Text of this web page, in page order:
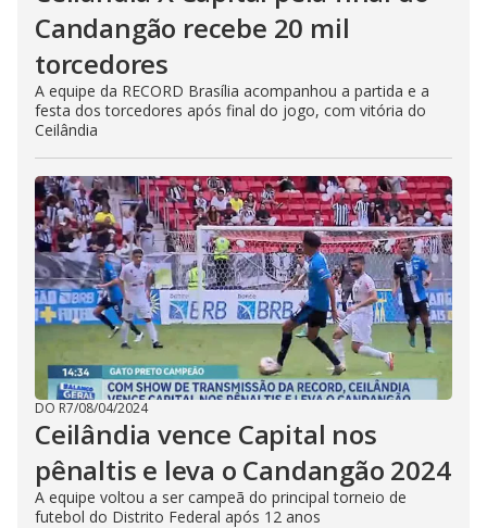
Candangão recebe 20 mil
torcedores
A equipe da RECORD Brasília acompanhou a partida e a
festa dos torcedores após final do jogo, com vitória do
Ceilândia
DO R7/08/04/2024
Ceilândia vence Capital nos
pênaltis e leva o Candangão 2024
A equipe voltou a ser campeã do principal torneio de
futebol do Distrito Federal após 12 anos